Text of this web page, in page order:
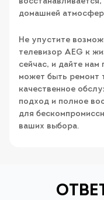
домашней
Не упустите
телевизор AEG к
сейчас, и дайте нам
может быть ремонт
качественное
подход и полное
для
ваших выбора.